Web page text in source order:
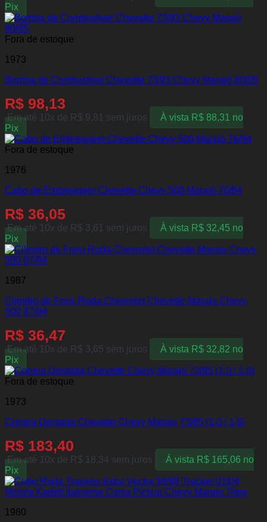
Pix
Fora de estoque
1973
Bomba de Combustível Chevette 73/93 Chevy Marajó 80/95
R$ 98,13
Em até 10x de R$ 9,81 sem juros À vista R$88,31 no
Pix
Fora de estoque
1976
Cabo de Embreagem Chevette Chevy 500 Marajó 76/94
R$ 36,05
Em até 10x de R$ 3,61 sem juros À vista R$32,45 no
Pix
1987
Cilindro de Freio Roda Chevrolet Chevette Marajo Chevy
500 87/94
R$ 36,47
Em até 10x de R$ 3,65 sem juros À vista R$32,82 no
Pix
Fora de estoque
1973
Correia Dentada Chevette Chevy Marajo 73/95 (1.0 / 1.6)
R$ 183,40
Em até 10x de R$ 18,34 sem juros À vista R$165,06 no
Pix
1980